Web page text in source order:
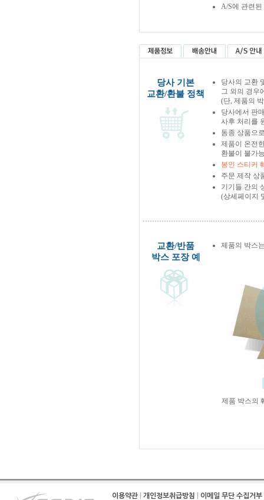
A/S에 관련
당사 기본
교환/환불 정책
당사의 교환
그 외의 경우
(단, 제품의
당사에서 판
사후 처리를
동종 상품으
제품이 온전
환불이 불가
봉인 스티커
주문 제작 상
기기들 간의
(상세페이지
교환/반품
박스 포장 예
제품의 박스
제품 박스의
이용약관 개인정보취급방침 이메일 무단 수집거부